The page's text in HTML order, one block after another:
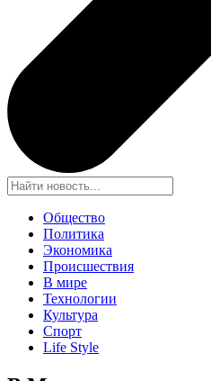
Общество
Политика
Экономика
Происшествия
В мире
Технологии
Культура
Спорт
Life Style